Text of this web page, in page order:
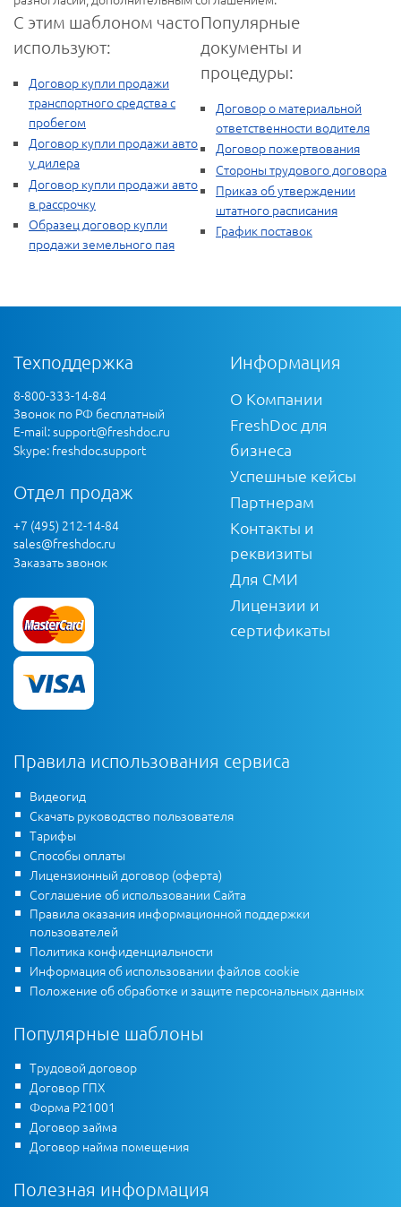
С этим шаблоном часто
используют:
Договор купли продажи
транспортного средства с
пробегом
Договор купли продажи авто
у дилера
Договор купли продажи авто
в рассрочку
Образец договор купли
продажи земельного пая
Популярные
документы и
процедуры:
Договор о материальной
ответственности водителя
Договор пожертвования
Стороны трудового договора
Приказ об утверждении
штатного расписания
График поставок
Техподдержка
8-800-333-14-84
Звонок по РФ бесплатный
E-mail:support@freshdoc.ru
Skype: freshdoc.support
Отдел продаж
+7 (495) 212-14-84
sales@freshdoc.ru
Заказать звонок
Информация
О Компании
FreshDoc для
бизнеса
Успешные кейсы
Партнерам
Контакты и
реквизиты
Для СМИ
Лицензии и
сертификаты
Правила использования сервиса
Видеогид
Скачать руководство пользователя
Тарифы
Способы оплаты
Лицензионный договор (оферта)
Соглашение об использовании Сайта
Правила оказания информационной поддержки
пользователей
Политика конфиденциальности
Информация об использовании файлов cookie
Положение об обработке и защите персональных данных
Популярные шаблоны
Трудовой договор
Договор ГПХ
Форма Р21001
Договор займа
Договор найма помещения
Полезная информация